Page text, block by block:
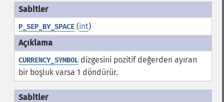
P_SEP_BY_SPACE(int)
CURRENCY_SYMBOLdizgesini pozitif değerden ayıran
bir boşluk varsa 1 döndürür.